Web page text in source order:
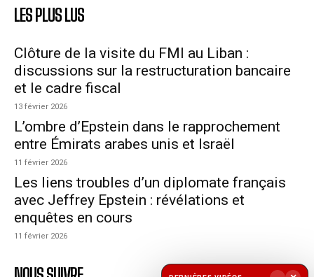
LES PLUS LUS
Clôture de la visite du FMI au Liban :
discussions sur la restructuration bancaire
et le cadre fiscal
13 février 2026
L’ombre d’Epstein dans le rapprochement
entre Émirats arabes unis et Israël
11 février 2026
Les liens troubles d’un diplomate français
avec Jeffrey Epstein : révélations et
enquêtes en cours
11 février 2026